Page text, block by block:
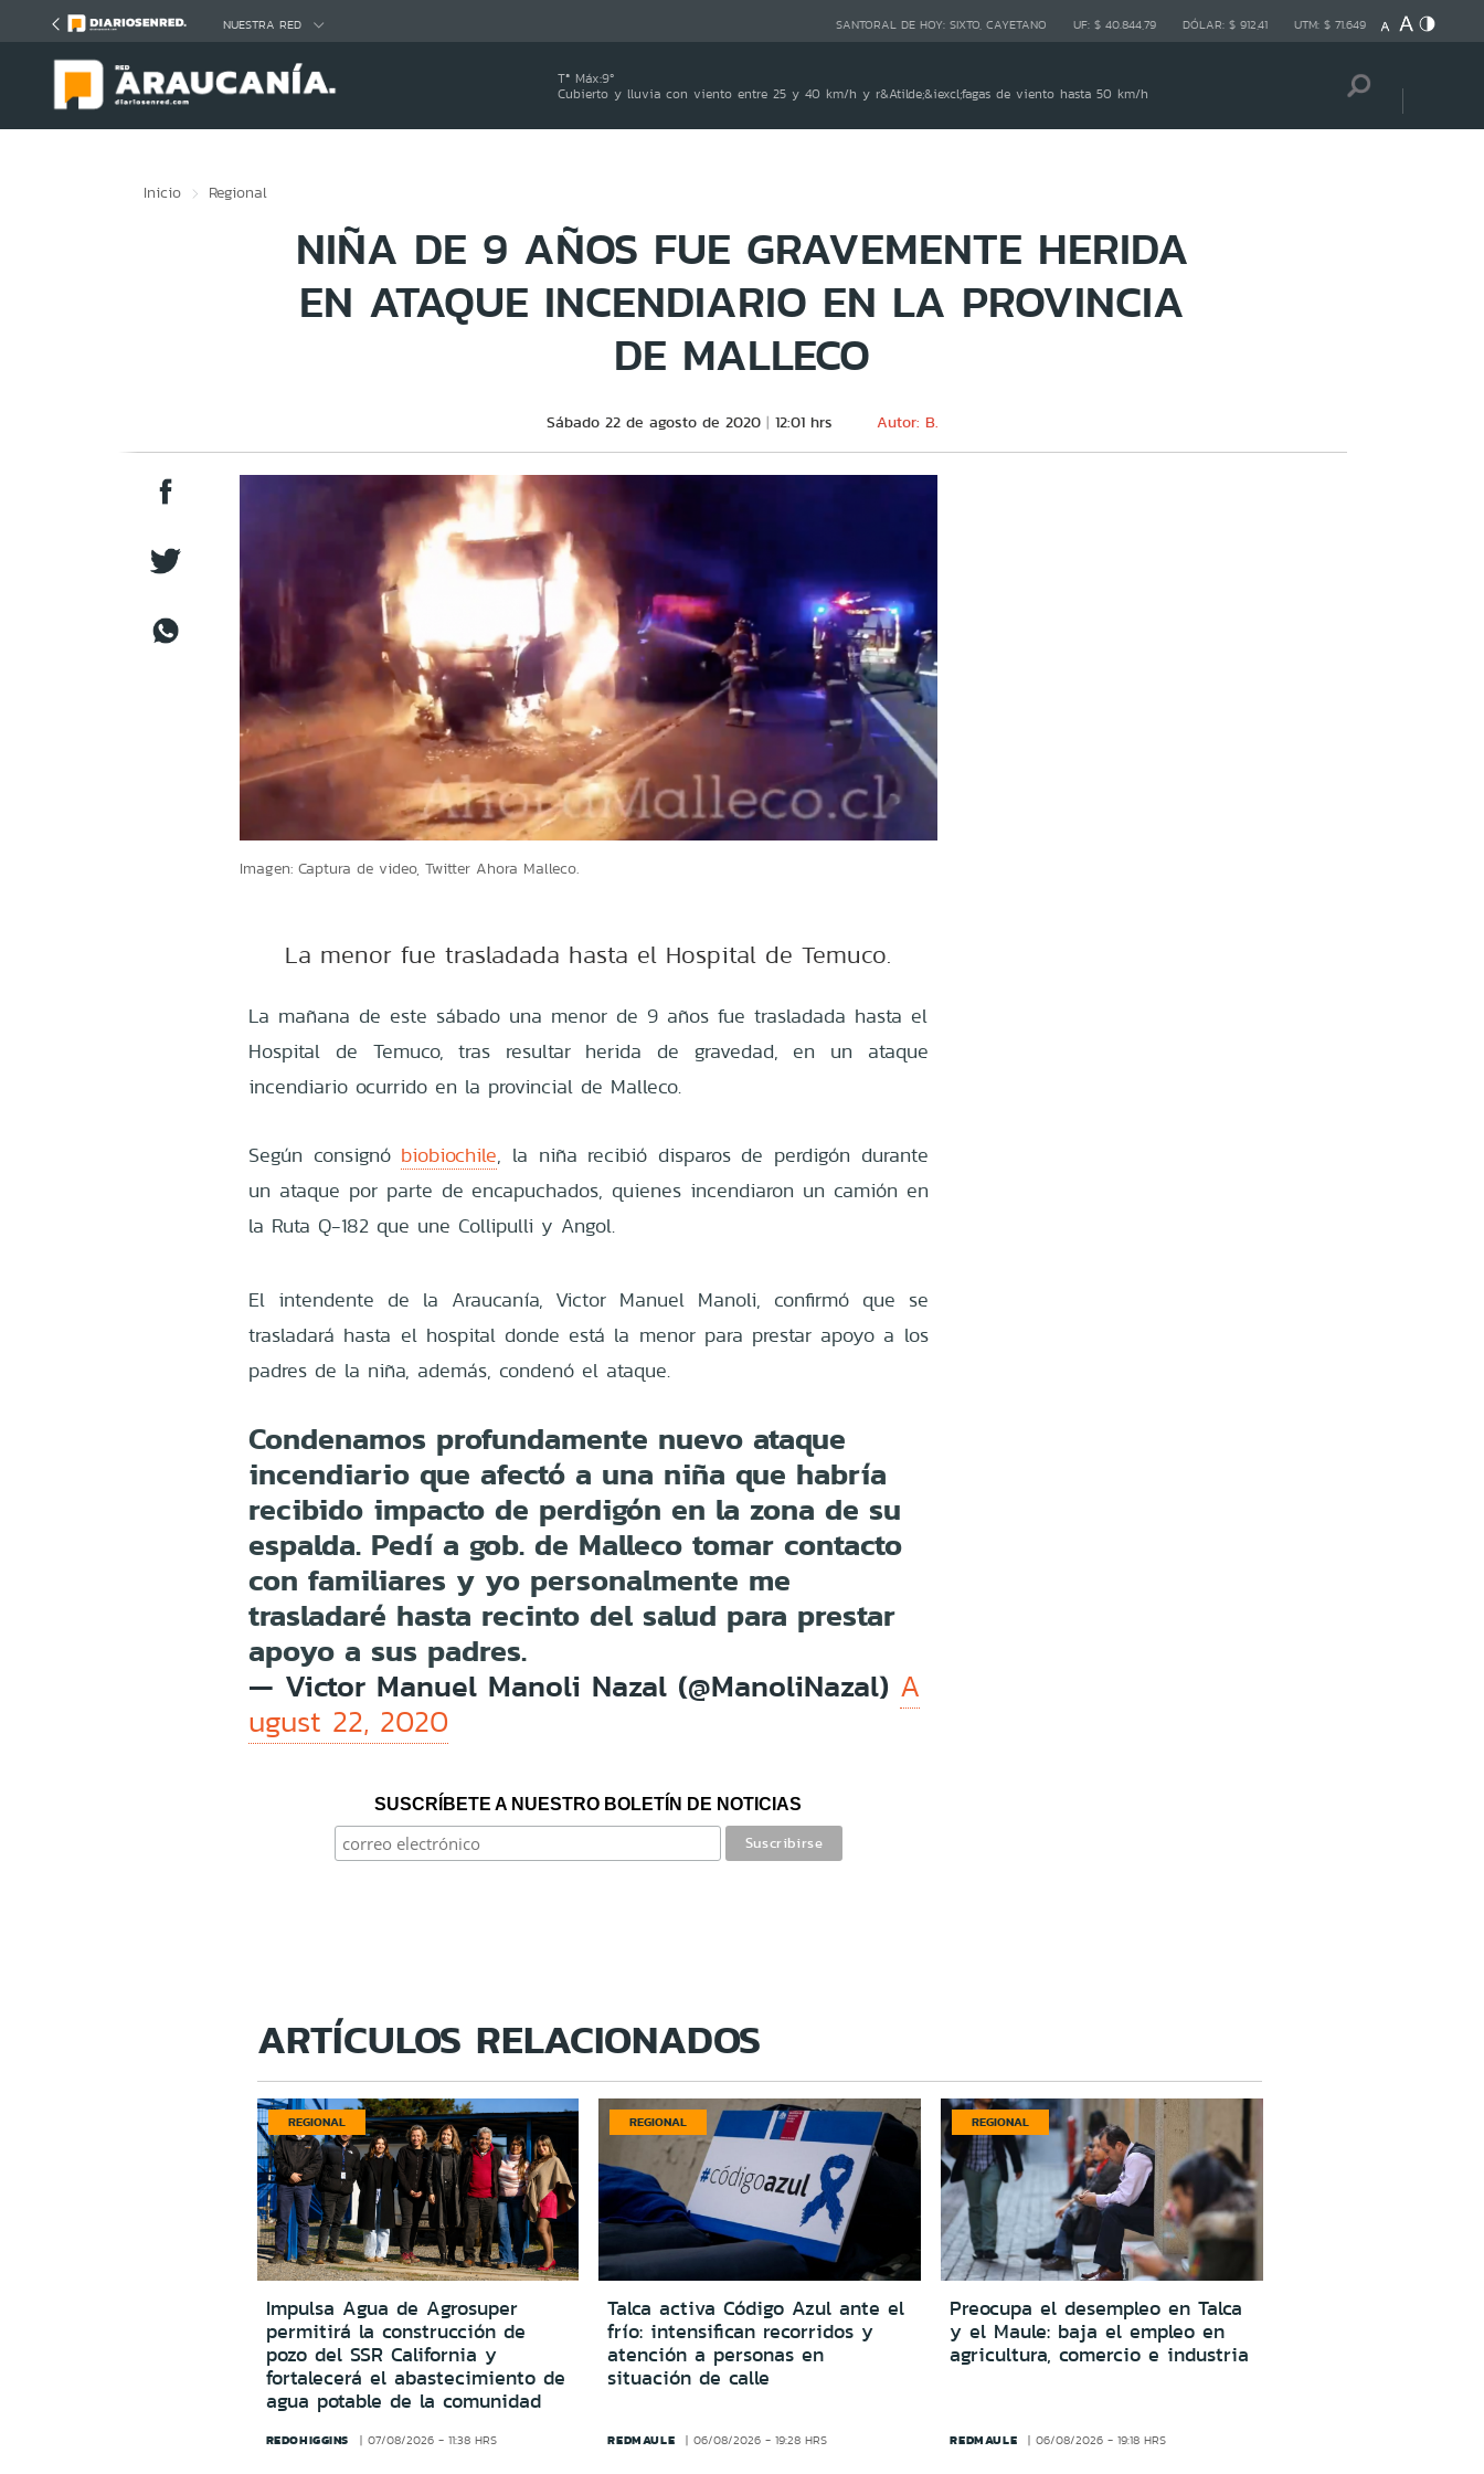
NUESTRA RED SANTORAL DE HOY: SIXTO, CAYETANO UF: $ 40.844,79 DÓLAR: $ 912,41 UTM: $ 71.649
Tª Máx:9º
Cubierto y lluvia con viento entre 25 y 40 km/h y r&Atilde;&iexcl;fagas de viento hasta 50 km/h
Inicio Regional
NIÑA DE 9 AÑOS FUE GRAVEMENTE HERIDA
EN ATAQUE INCENDIARIO EN LA PROVINCIA
DE MALLECO
Sábado 22 de agosto de 2020 12:01 hrs Autor: B.
Imagen: Captura de video, Twitter Ahora Malleco.
La menor fue trasladada hasta el Hospital de Temuco.
La mañana de este sábado una menor de 9 años fue trasladada hasta el
Hospital de Temuco, tras resultar herida de gravedad, en un ataque
incendiario ocurrido en la provincial de Malleco.
Según consignó biobiochile, la niña recibió disparos de perdigón durante
un ataque por parte de encapuchados, quienes incendiaron un camión en
la Ruta Q-182 que une Collipulli y Angol.
El intendente de la Araucanía, Victor Manuel Manoli, confirmó que se
trasladará hasta el hospital donde está la menor para prestar apoyo a los
padres de la niña, además, condenó el ataque.
Condenamos profundamente nuevo ataque
incendiario que afectó a una niña que habría
recibido impacto de perdigón en la zona de su
espalda. Pedí a gob. de Malleco tomar contacto
con familiares y yo personalmente me
trasladaré hasta recinto del salud para prestar
apoyo a sus padres.
— Victor Manuel Manoli Nazal (@ManoliNazal) A
ugust 22, 2020
SUSCRÍBETE A NUESTRO BOLETÍN DE NOTICIAS
ARTÍCULOS RELACIONADOS
REGIONAL
Impulsa Agua de Agrosuper
permitirá la construcción de
pozo del SSR California y
fortalecerá el abastecimiento de
agua potable de la comunidad
REDOHIGGINS 07/08/2026 - 11:38 HRS
REGIONAL
Talca activa Código Azul ante el
frío: intensifican recorridos y
atención a personas en
situación de calle
REDMAULE 06/08/2026 - 19:28 HRS
REGIONAL
Preocupa el desempleo en Talca
y el Maule: baja el empleo en
agricultura, comercio e industria
REDMAULE 06/08/2026 - 19:18 HRS